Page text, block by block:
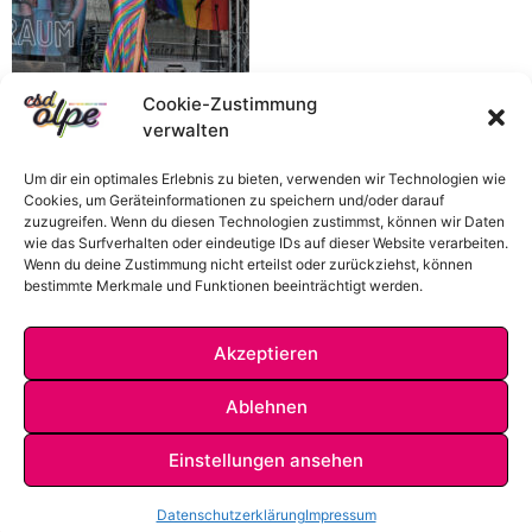
Cookie-Zustimmung
verwalten
Um dir ein optimales Erlebnis zu bieten, verwenden wir Technologien wie
Cookies, um Geräteinformationen zu speichern und/oder darauf
zuzugreifen. Wenn du diesen Technologien zustimmst, können wir Daten
wie das Surfverhalten oder eindeutige IDs auf dieser Website verarbeiten.
Wenn du deine Zustimmung nicht erteilst oder zurückziehst, können
bestimmte Merkmale und Funktionen beeinträchtigt werden.
Akzeptieren
Ablehnen
Einstellungen ansehen
DatenschutzerklärungImpressum
DATENSCHUTZKONTAKT